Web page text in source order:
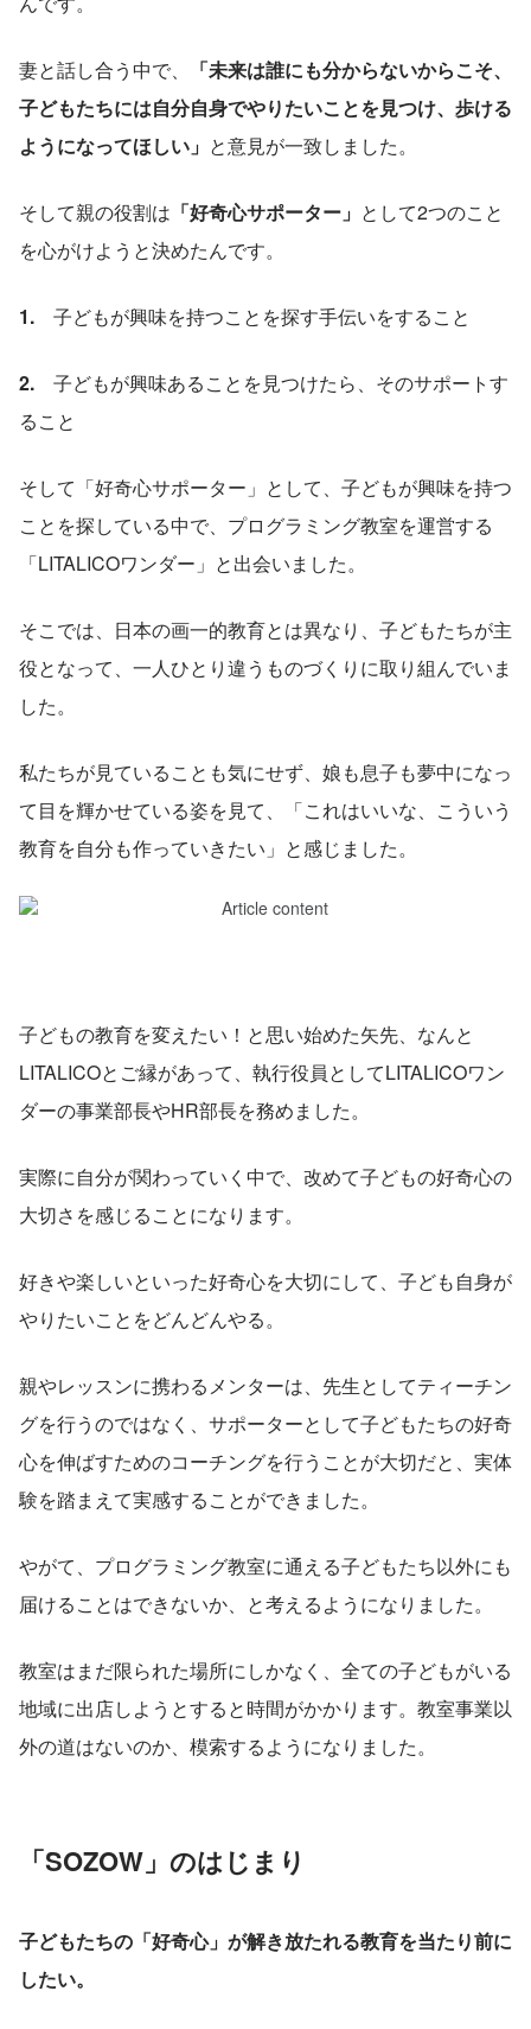
妻と話し合う中で、
「未来は誰にも分からないからこそ、
子どもたちには自分自身でやりたいことを見つけ、歩ける
ようになってほしい」 と意見が一致しました。
そして親の役割は 「好奇心サポーター」 として2つのこと
を心がけようと決めたんです。
1. 子どもが興味を持つことを探す手伝いをすること
2. 子どもが興味あることを見つけたら、そのサポートす
ること
そして「好奇心サポーター」として、子どもが興味を持つ
ことを探している中で、プログラミング教室を運営する
「LITALICOワンダー」と出会いました。
そこでは、日本の画一的教育とは異なり、子どもたちが主
役となって、一人ひとり違うものづくりに取り組んでいま
した。
私たちが見ていることも気にせず、娘も息子も夢中になっ
て目を輝かせている姿を見て、「これはいいな、こういう
教育を自分も作っていきたい」と感じました。
子どもの教育を変えたい！と思い始めた矢先、なんと
LITALICOとご縁があって、執行役員としてLITALICOワン
ダーの事業部長やHR部長を務めました。
実際に自分が関わっていく中で、改めて子どもの好奇心の
大切さを感じることになります。
好きや楽しいといった好奇心を大切にして、子ども自身が
やりたいことをどんどんやる。
親やレッスンに携わるメンターは、先生としてティーチン
グを行うのではなく、サポーターとして子どもたちの好奇
心を伸ばすためのコーチングを行うことが大切だと、実体
験を踏まえて実感することができました。
やがて、プログラミング教室に通える子どもたち以外にも
届けることはできないか、と考えるようになりました。
教室はまだ限られた場所にしかなく、全ての子どもがいる
地域に出店しようとすると時間がかかります。教室事業以
外の道はないのか、模索するようになりました。
「SOZOW」のはじまり
子どもたちの「好奇心」が解き放たれる教育を当たり前に
したい。